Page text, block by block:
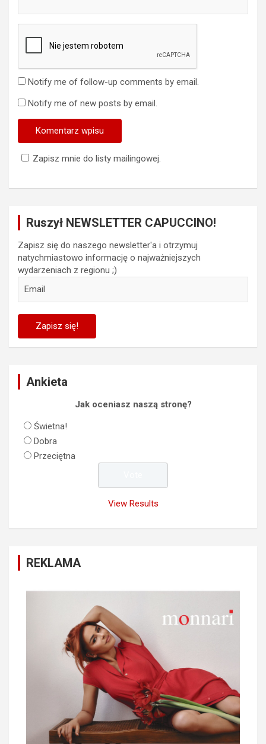
Notify me of follow-up comments by email.
Notify me of new posts by email.
Zapisz mnie do listy mailingowej.
Ruszył NEWSLETTER CAPUCCINO!
Zapisz się do naszego newsletter'a i otrzymuj
natychmiastowo informację o najważniejszych
wydarzeniach z regionu ;)
Ankieta
Jak oceniasz naszą stronę?
Świetna!
Dobra
Przeciętna
View Results
REKLAMA